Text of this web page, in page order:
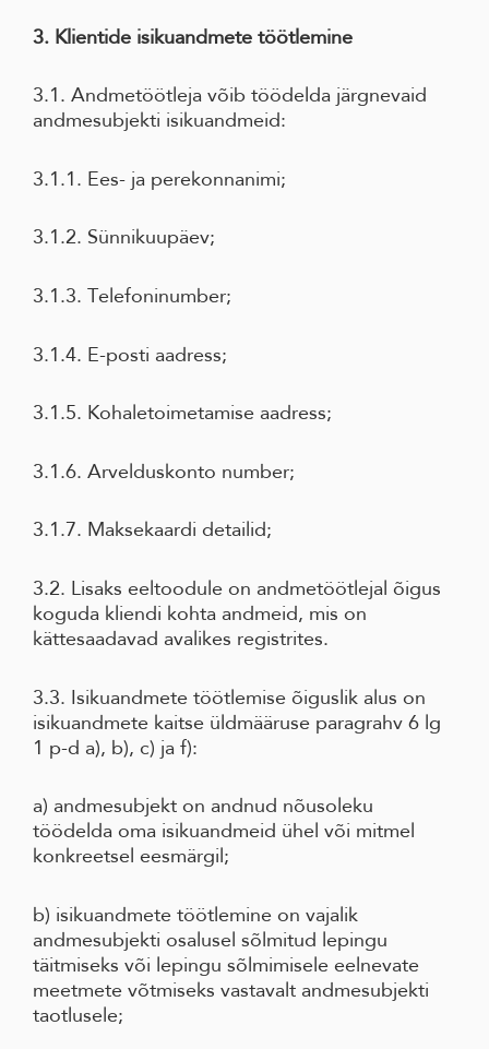
3. Klientide isikuandmete töötlemine
3.1. Andmetöötleja võib töödelda järgnevaid
andmesubjekti isikuandmeid:
3.1.1. Ees- ja perekonnanimi;
3.1.2. Sünnikuupäev;
3.1.3. Telefoninumber;
3.1.4. E-posti aadress;
3.1.5. Kohaletoimetamise aadress;
3.1.6. Arvelduskonto number;
3.1.7. Maksekaardi detailid;
3.2. Lisaks eeltoodule on andmetöötlejal õigus
koguda kliendi kohta andmeid, mis on
kättesaadavad avalikes registrites.
3.3. Isikuandmete töötlemise õiguslik alus on
isikuandmete kaitse üldmääruse paragrahv 6 lg
1 p-d a), b), c) ja f):
a) andmesubjekt on andnud nõusoleku
töödelda oma isikuandmeid ühel või mitmel
konkreetsel eesmärgil;
b) isikuandmete töötlemine on vajalik
andmesubjekti osalusel sõlmitud lepingu
täitmiseks või lepingu sõlmimisele eelnevate
meetmete võtmiseks vastavalt andmesubjekti
taotlusele;